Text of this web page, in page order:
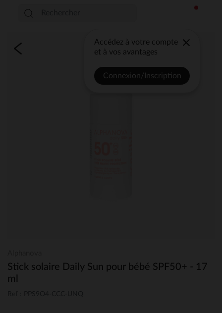
Accédez à votre compte
et à vos avantages
Connexion/Inscription
Stick solaire Daily Sun pour bébé SPF50+ - 17
ml